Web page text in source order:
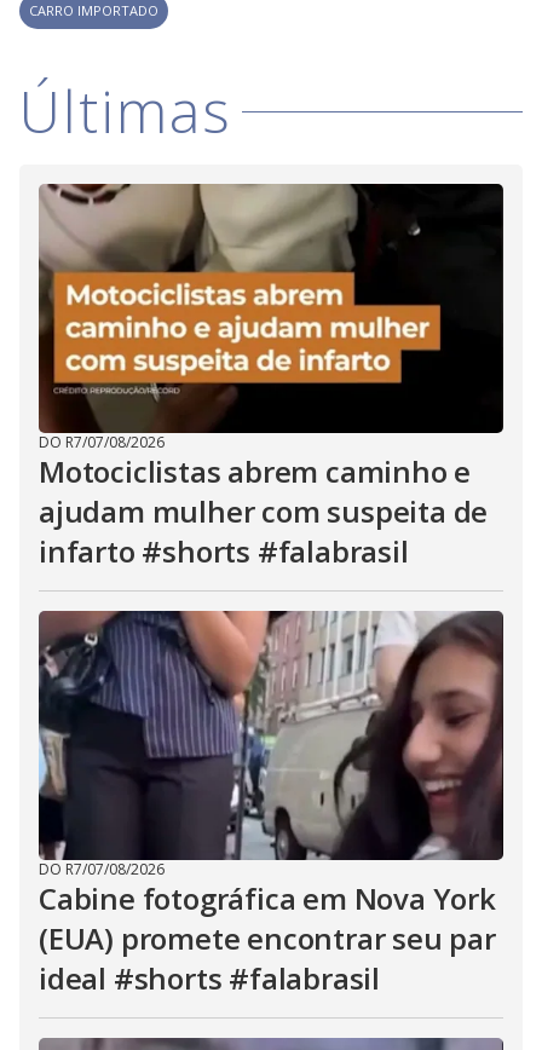
CARRO IMPORTADO
Últimas
DO R7/07/08/2026
Motociclistas abrem caminho e
ajudam mulher com suspeita de
infarto #shorts #falabrasil
DO R7/07/08/2026
Cabine fotográfica em Nova York
(EUA) promete encontrar seu par
ideal #shorts #falabrasil